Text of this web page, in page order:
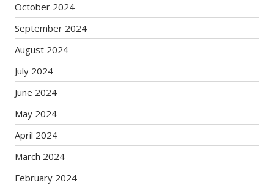
October 2024
September 2024
August 2024
July 2024
June 2024
May 2024
April 2024
March 2024
February 2024